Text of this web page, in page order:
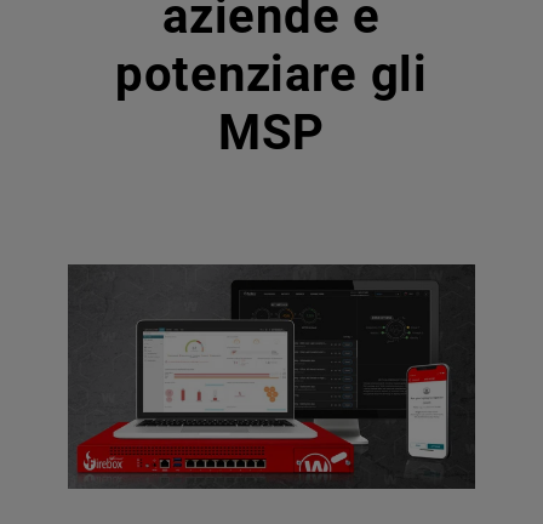
aziende e
potenziare gli
MSP